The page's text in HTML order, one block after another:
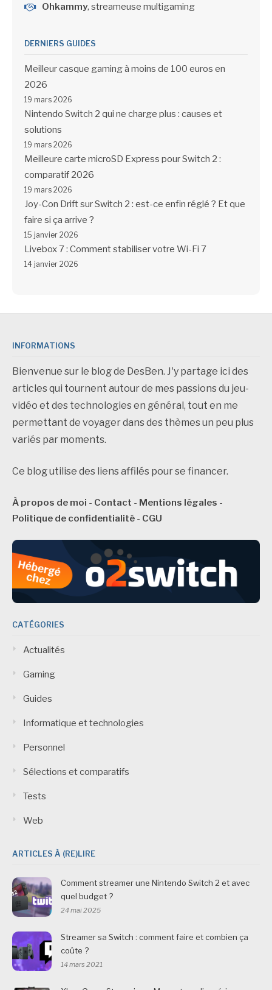
Ohkammy, streameuse multigaming
DERNIERS GUIDES
Meilleur casque gaming à moins de 100 euros en
2026
19 mars 2026
Nintendo Switch 2 qui ne charge plus : causes et
solutions
19 mars 2026
Meilleure carte microSD Express pour Switch 2 :
comparatif 2026
19 mars 2026
Joy-Con Drift sur Switch 2 : est-ce enfin réglé ? Et que
faire si ça arrive ?
15 janvier 2026
Livebox 7 : Comment stabiliser votre Wi-Fi 7
14 janvier 2026
INFORMATIONS
Bienvenue sur le blog de DesBen. J'y partage ici des
articles qui tournent autour de mes passions du jeu-
vidéo et des technologies en général, tout en me
permettant de voyager dans des thèmes un peu plus
variés par moments.
Ce blog utilise des liens affilés pour se financer.
À propos de moi - Contact - Mentions légales -
Politique de confidentialité - CGU
CATÉGORIES
Actualités
Gaming
Guides
Informatique et technologies
Personnel
Sélections et comparatifs
Tests
Web
ARTICLES À (RE)LIRE
Comment streamer une Nintendo Switch 2 et avec
quel budget ?
24 mai 2025
Streamer sa Switch : comment faire et combien ça
coûte ?
14 mars 2021